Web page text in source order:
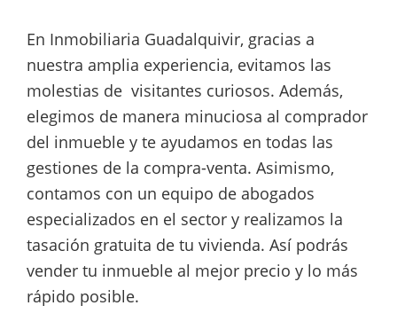
En Inmobiliaria Guadalquivir, gracias a
nuestra amplia experiencia, evitamos las
molestias de visitantes curiosos. Además,
elegimos de manera minuciosa al comprador
del inmueble y te ayudamos en todas las
gestiones de la compra-venta. Asimismo,
contamos con un equipo de abogados
especializados en el sector y realizamos la
tasación gratuita de tu vivienda. Así podrás
vender tu inmueble al mejor precio y lo más
rápido posible.